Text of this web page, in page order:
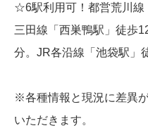
☆6駅利用可！都営荒川線
三田線「西巣鴨駅」徒歩
分。JR各沿線「池袋駅」
※各種情報と現況に差異
いただきます。